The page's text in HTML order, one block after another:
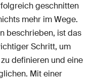
geschnitten
mehr im Wege.
beschrieben, ist das
Schritt, um
definieren und eine
Mit einer